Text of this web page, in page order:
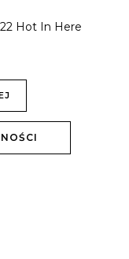
Hot In Here